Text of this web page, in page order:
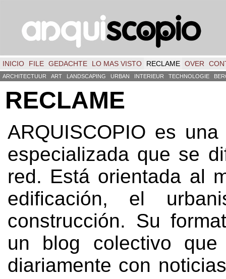
INICIO FILE GEDACHTE LO MAS VISTO RECLAME OVER
ARCHITECTUUR ART LANDSCAPING URBAN INTERIEUR TECHNOLOGIE
RECLAME
ARQUISCOPIO es
especializada que se
red. Está orientada al
edificación, el
construcción. Su
un blog colectivo
diariamente con noticias